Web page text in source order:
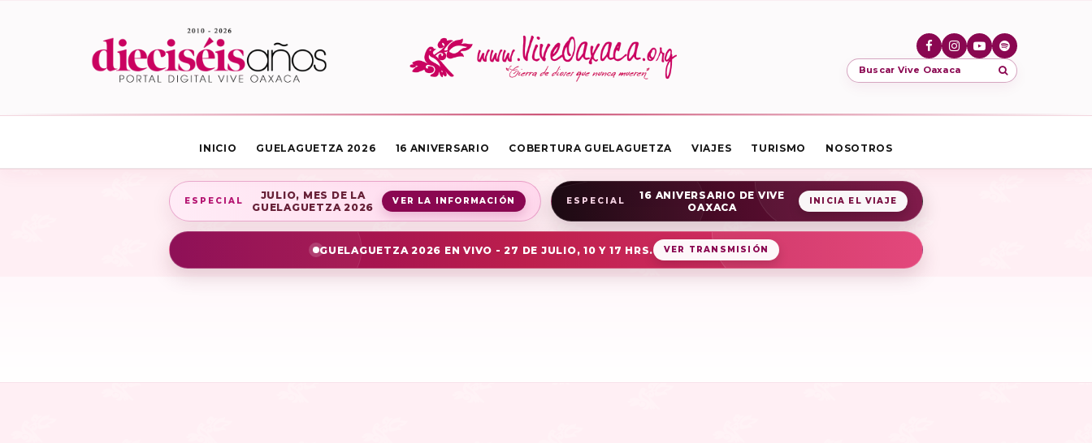
Buscar Vive Oaxaca
INICIO GUELAGUETZA 2026 16 ANIVERSARIO COBERTURA GUELAGUETZA VIAJES TURISMO NOSOTROS
ESPECIAL
JULIO, MES DE LA
GUELAGUETZA 2026
VER LA INFORMACIÓN ESPECIAL
16 ANIVERSARIO DE VIVE
OAXACA
INICIA EL VIAJE
GUELAGUETZA 2026 EN VIVO - 27 DE JULIO, 10 Y 17 HRS. VER TRANSMISIÓN